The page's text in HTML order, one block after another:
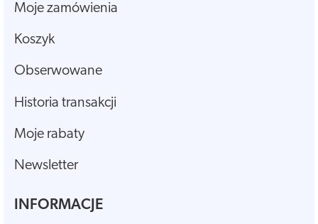
Moje zamówienia
Koszyk
Obserwowane
Historia transakcji
Moje rabaty
Newsletter
INFORMACJE